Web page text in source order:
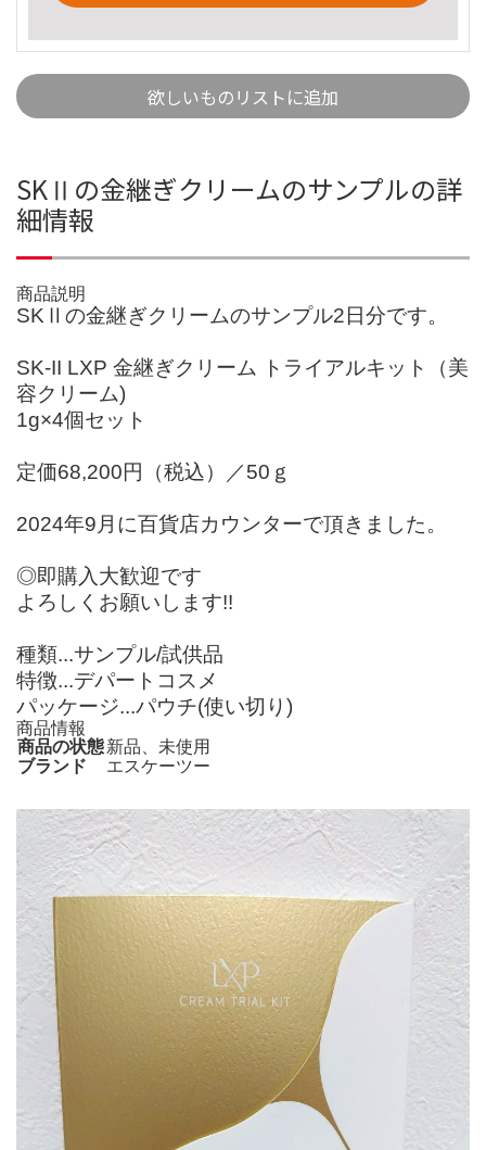
欲しいものリストに追加
SKⅡの金継ぎクリームのサンプルの詳
細情報
商品説明
SKⅡの金継ぎクリームのサンプル2日分です。
SK-II LXP 金継ぎクリーム トライアルキット（美
容クリーム)
1g×4個セット
定価68,200円（税込）／50ｇ
2024年9月に百貨店カウンターで頂きました。
◎即購入大歓迎です
よろしくお願いします!!
種類...サンプル/試供品
特徴...デパートコスメ
パッケージ...パウチ(使い切り)
商品情報
商品の状態新品、未使用
ブランド
エスケーツー